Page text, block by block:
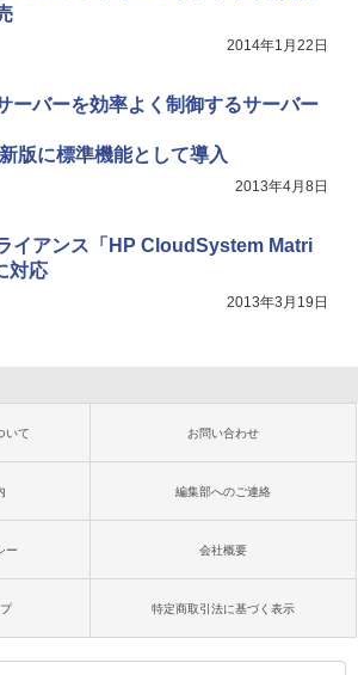
2014年1月22日
ーバーを効率よく制御するサーバー
版に標準機能として導入
2013年4月8日
イアンス「HP CloudSystem Matri
対応
2013年3月19日
いて お問い合わせ
編集部へのご連絡
ー 会社概要
特定商取引法に基づく表示